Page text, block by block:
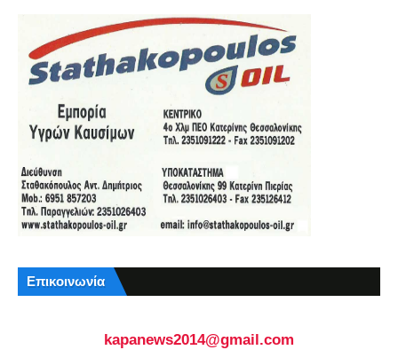
Επικοινωνία
kapanews2014@gmail.com